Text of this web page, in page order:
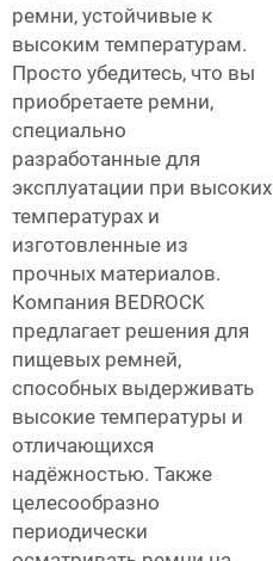
ремни, устойчивые к
высоким температурам.
Просто убедитесь, что вы
приобретаете ремни,
специально
разработанные для
эксплуатации при высоких
температурах и
изготовленные из
прочных материалов.
Компания BEDROCK
предлагает решения для
пищевых ремней,
способных выдерживать
высокие температуры и
отличающихся
надёжностью. Также
целесообразно
периодически